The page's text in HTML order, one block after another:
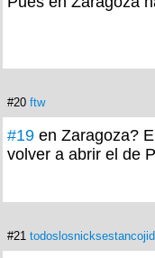
#20 ftw
#19 en Zaragoza?
volver a abrir el de
#21